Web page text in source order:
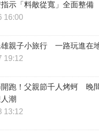
示「料敵從寬」全面整備
16:00
雄親子小旅行 一路玩進在
19:12
開跑！父親節千人烤蚵 晚
潮
13:12